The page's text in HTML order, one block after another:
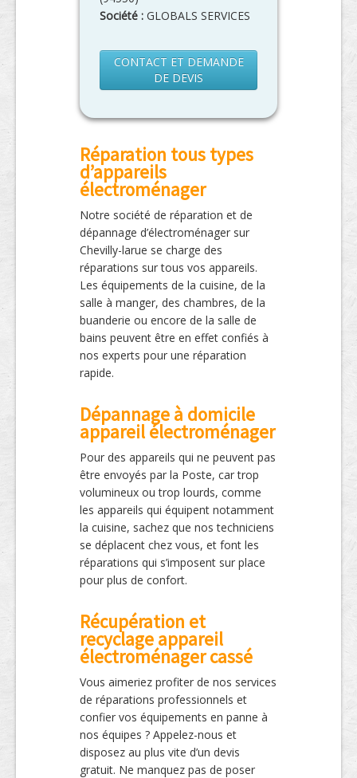
Société : GLOBALS SERVICES
CONTACT ET DEMANDE
DE DEVIS
Réparation tous types
d’appareils
électroménager
Notre société de réparation et de
dépannage d’électroménager sur
Chevilly-larue se charge des
réparations sur tous vos appareils.
Les équipements de la cuisine, de la
salle à manger, des chambres, de la
buanderie ou encore de la salle de
bains peuvent être en effet confiés à
nos experts pour une réparation
rapide.
Dépannage à domicile
appareil électroménager
Pour des appareils qui ne peuvent pas
être envoyés par la Poste, car trop
volumineux ou trop lourds, comme
les appareils qui équipent notamment
la cuisine, sachez que nos techniciens
se déplacent chez vous, et font les
réparations qui s’imposent sur place
pour plus de confort.
Récupération et
recyclage appareil
électroménager cassé
Vous aimeriez profiter de nos services
de réparations professionnels et
confier vos équipements en panne à
nos équipes ? Appelez-nous et
disposez au plus vite d’un devis
gratuit. Ne manquez pas de poser